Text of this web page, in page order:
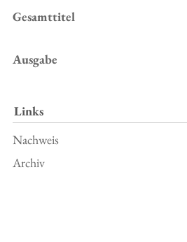
Gesamttitel
Ausgabe
Links
Nachweis
Archiv